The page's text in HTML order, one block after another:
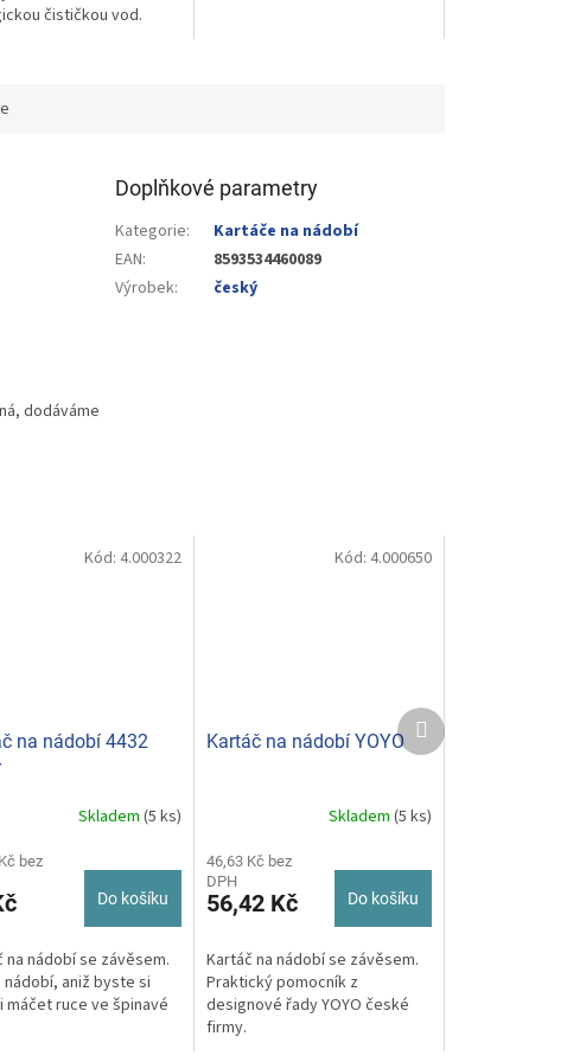
čističkou vod.
dodáváme
Doplňkové parametry
Kategorie:
Kartáče na nádobí
EAN:
8593534460089
Výrobek: český
na nádobí 4432
Skladem(5 ks)
bez
Do košíku
na nádobí se závěsem.
nádobí, aniž byste si
máčet ruce ve špinavé
Kód: 4.000322
Kartáč na nádobí YOYO
Skladem (5 ks)
46,63 Kč bez
DPH
56,42 Kč Do košíku
Kartáč na nádobí se závěsem.
Praktický pomocník z
designové řady YOYO české
firmy.
Kód: 4.000650
Další
produkt